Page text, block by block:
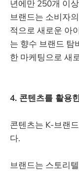
년에만 250개 이
브랜드는 소비자
적으로 새로운 아
는 향수 브랜드 탐
한 마케팅으로 새
4. 콘텐츠를 활용
콘텐츠는 K-브랜
다.
브랜드는 스토리